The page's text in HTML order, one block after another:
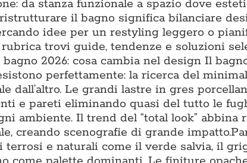
da stanza funzionale a spazio dove
il bagno significa bilanciare
idee per un restyling leggero o
trovi guide, tendenze e soluzioni
2026: cosa cambia nel design Il
perfettamente: la ricerca del
dall’altro. Le grandi lastre in gres
e pareti eliminando quasi del tutto le
ambiente. Il trend del “total look” abbina
creando scenografie di grande
terrosi e naturali come il verde salvia, il